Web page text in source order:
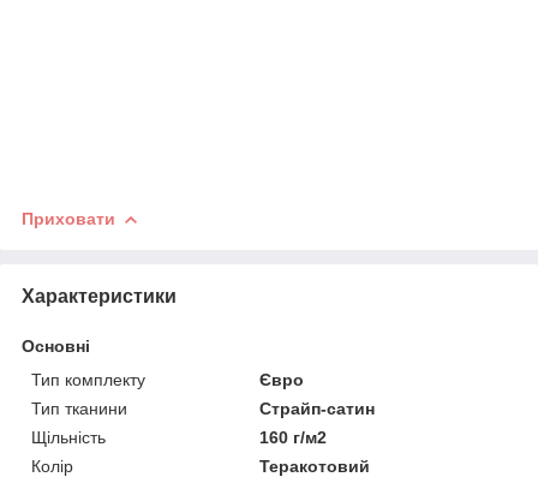
Приховати
Характеристики
Основні
Тип комплекту
Євро
Тип тканини
Страйп-сатин
Щільність
160 г/м2
Колір
Теракотовий